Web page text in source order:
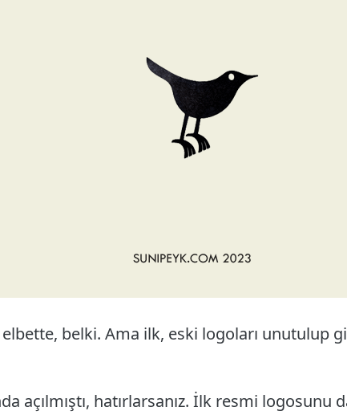
elbette, belki. Ama ilk, eski logoları unutulup
açılmıştı, hatırlarsanız. İlk resmi logosunu